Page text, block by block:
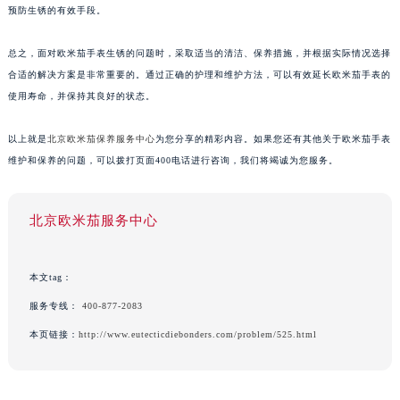
预防生锈的有效手段。
总之，面对欧米茄手表生锈的问题时，采取适当的清洁、保养措施，并根据实际情况选择
合适的解决方案是非常重要的。通过正确的护理和维护方法，可以有效延长欧米茄手表的
使用寿命，并保持其良好的状态。
以上就是北京欧米茄保养服务中心为您分享的精彩内容。如果您还有其他关于欧米茄手表
维护和保养的问题，可以拨打页面400电话进行咨询，我们将竭诚为您服务。
北京欧米茄服务中心
本文tag：
服务专线： 400-877-2083
本页链接： http://www.eutecticdiebonders.com/problem/525.html